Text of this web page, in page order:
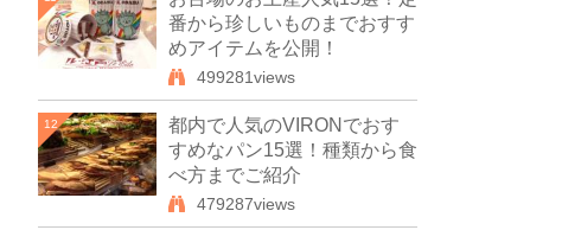
番から珍しいものまでおすす
めアイテムを公開！
499281views
12
都内で人気のVIRONでおす
すめなパン15選！種類から食
べ方までご紹介
479287views